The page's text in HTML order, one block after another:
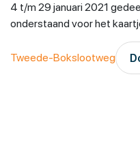
4 t/m 29 januari 2021
onderstaand voor het
Tweede-Bokslootweg